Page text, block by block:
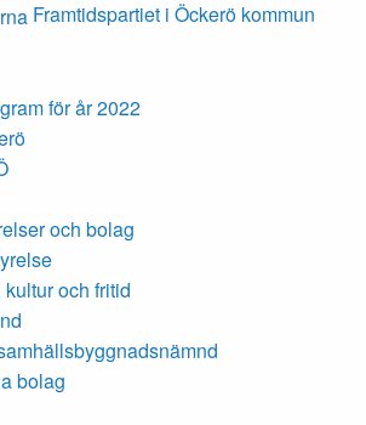
Framtidspartiet i Öckerö kommun
för år 2022
och bolag
och fritid
bolag